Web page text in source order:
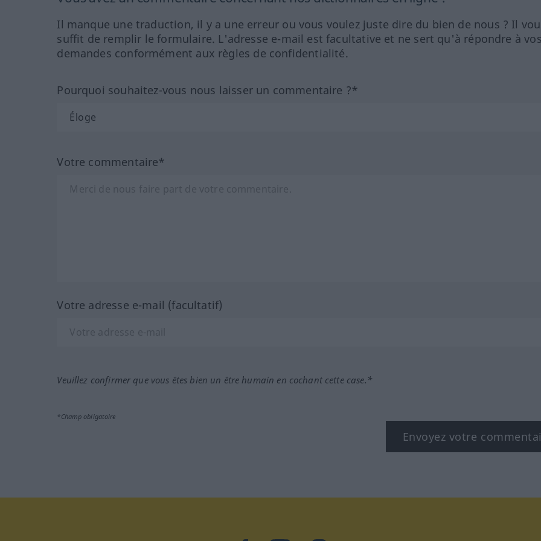
Il manque une traduction, il y a une erreur ou vous voulez juste dire du bien de nous ? Il
suffit de remplir le formulaire. L'adresse e-mail est facultative et ne sert qu'à répondre à
demandes conformément aux règles de confidentialité.
Pourquoi souhaitez-vous nous laisser un commentaire ?*
Votre commentaire*
Votre adresse e-mail (facultatif)
Veuillez confirmer que vous êtes bien un être humain en cochant cette case.*
*Champ obligatoire
Envoyez votre